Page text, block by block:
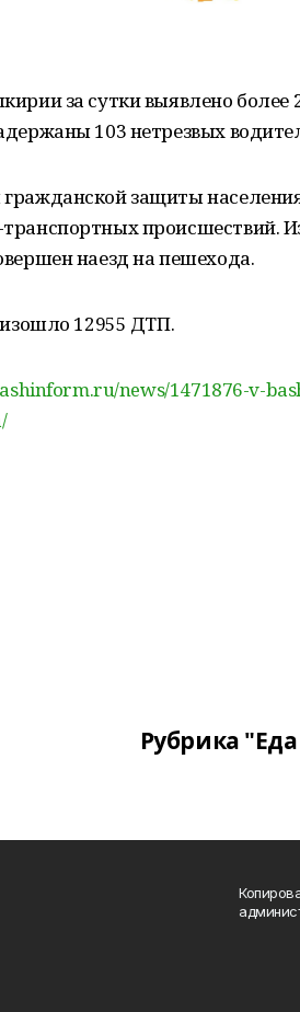
за сутки выявлено
103 нетрезвых
защиты
происшествий.
наезд на пешехода.
12955 ДТП.
news/1471876-v-
Рубрика